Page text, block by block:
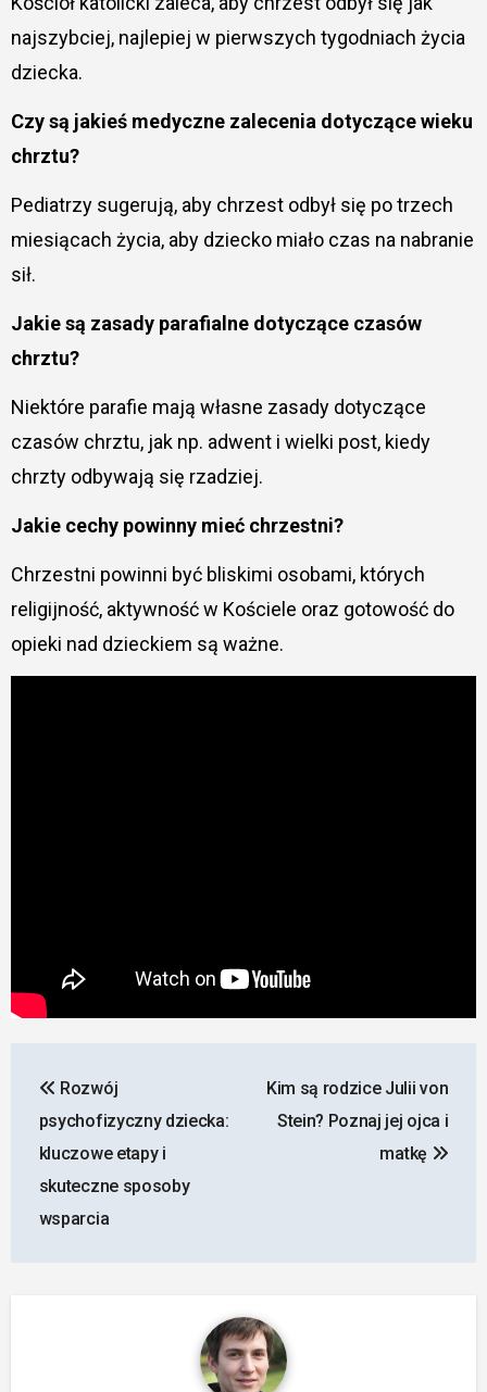
najszybciej, najlepiej w pierwszych tygodniach życia
dziecka.
Czy są jakieś medyczne zalecenia dotyczące wieku
chrztu?
Pediatrzy sugerują, aby chrzest odbył się po trzech
miesiącach życia, aby dziecko miało czas na nabranie
sił.
Jakie są zasady parafialne dotyczące czasów
chrztu?
Niektóre parafie mają własne zasady dotyczące
czasów chrztu, jak np. adwent i wielki post, kiedy
chrzty odbywają się rzadziej.
Jakie cechy powinny mieć chrzestni?
Chrzestni powinni być bliskimi osobami, których
religijność, aktywność w Kościele oraz gotowość do
opieki nad dzieckiem są ważne.
wpisu
Rozwój
psychofizyczny dziecka:
kluczowe etapy i
skuteczne sposoby
wsparcia
Kim są rodzice Julii von
Stein? Poznaj jej ojca i
matkę